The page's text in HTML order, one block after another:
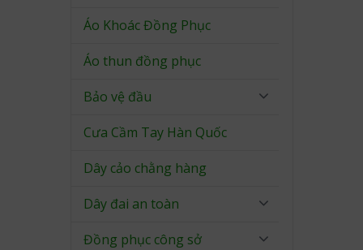
Áo Khoác Đồng Phục
Áo thun đồng phục
Bảo vệ đầu
Cưa Cầm Tay Hàn Quốc
Dây cảo chằng hàng
Dây đai an toàn
Đồng phục công sở